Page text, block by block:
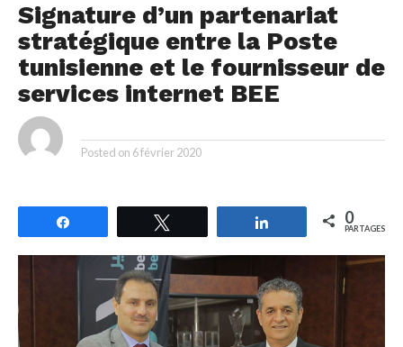
Signature d’un partenariat
stratégique entre la Poste
tunisienne et le fournisseur de
services internet BEE
Posted on 6 février 2020
Partagez 0
PARTAGES